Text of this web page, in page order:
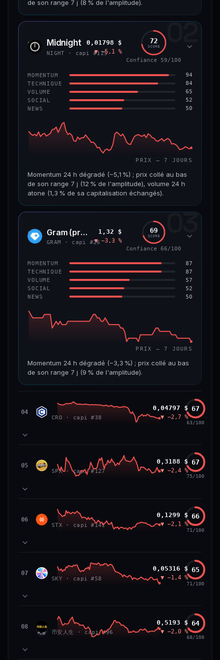
CONFIANCE
de son range 7 j (8 % de l'amplitude).
CAP. MARCHÉ VOLUME 24 H
VAR. 7 J VAR. 30 J
−16,9 %
VS ATH
−80,6 %
CONFIANCE 65/100
02
NIGH Midnight
NIGHT · capi #125
0,01798 $
▼ −5,1 %
72
SCORE
Confiance 59/100
MOMENTUM 94
TECHNIQUE 84
VOLUME 65
SOCIAL 52
NEWS 50
PRIX — 7 JOURS
Momentum 24 h dégradé (−5,1 %) ; prix collé au bas
de son range 7 j (12 % de l'amplitude), volume 24 h
atone (1,3 % de sa capitalisation échangés).
CAP. MARCHÉ VOLUME 24 H
VAR. 7 J VAR. 30 J
−42,0 %
VS ATH
−84,8 %
RANG CAPI.
#125
CONFIANCE 59/100
03
GRAM Gram (prev. Toncoin)
GRAM · capi #26
1,32 $
▼ −3,3 %
69
SCORE
Confiance 66/100
MOMENTUM 87
TECHNIQUE 87
VOLUME 57
SOCIAL 52
NEWS 50
PRIX — 7 JOURS
Momentum 24 h dégradé (−3,3 %) ; prix collé au bas
de son range 7 j (9 % de l'amplitude).
3,6 Md$
VAR. 7 J VAR. 30 J
−84,0 % #26
66/100
04 CRO Cronos
CRO · capi #38
0,04797 $
▼ −2,7 %
67
63/100
81
TECHNIQUE 87
VOLUME 71
39
NEWS
momentum 24 h dégradé (−2,7 %) et volume 24 h atone
(0,3 % de sa capitalisation échangés).
CAP. MARCHÉ
VAR. 7 J
−12,5 %
VAR. 30 J
−14,0 %
VS ATH
05 SPX SPX6900
SPX · capi #127
0,3188 $
▼ −2,4 %
67
75/100
83
TECHNIQUE 64
VOLUME 72
52
NEWS
h atone (1,0 % de sa capitalisation échangés).
297 M$
06 STX Stacks
STX · capi #141
0,1299 $
▼ −2,1 %
66
71/100
83
TECHNIQUE 81
VOLUME 54
52
NEWS
07 SKY Sky
SKY · capi #58
0,05316 $
▼ −1,4 %
65
71/100
65
TECHNIQUE 90
VOLUME 72
52
NEWS
08
币安
人生
币安人生 (BinanceLife)
币安人生 · capi #96
0,5193 $
▼ −2,0 %
64
68/100